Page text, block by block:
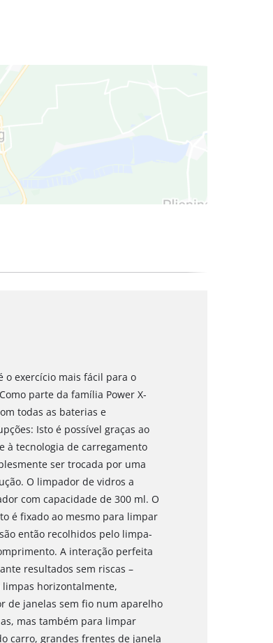
o exercício mais fácil para o
parte da família Power X-
todas as baterias e
Isto é possível graças ao
à tecnologia de carregamento
ser trocada por uma
O limpador de vidros a
com capacidade de 300 ml. O
é fixado ao mesmo para limpar
então recolhidos pelo limpa-
A interação perfeita
resultados sem riscas –
horizontalmente,
de janelas sem fio num aparelho
mas também para limpar
carro, grandes frentes de janela